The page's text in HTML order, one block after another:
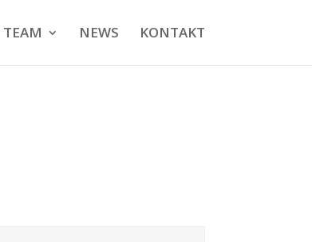
TEAM NEWS KONTAKT